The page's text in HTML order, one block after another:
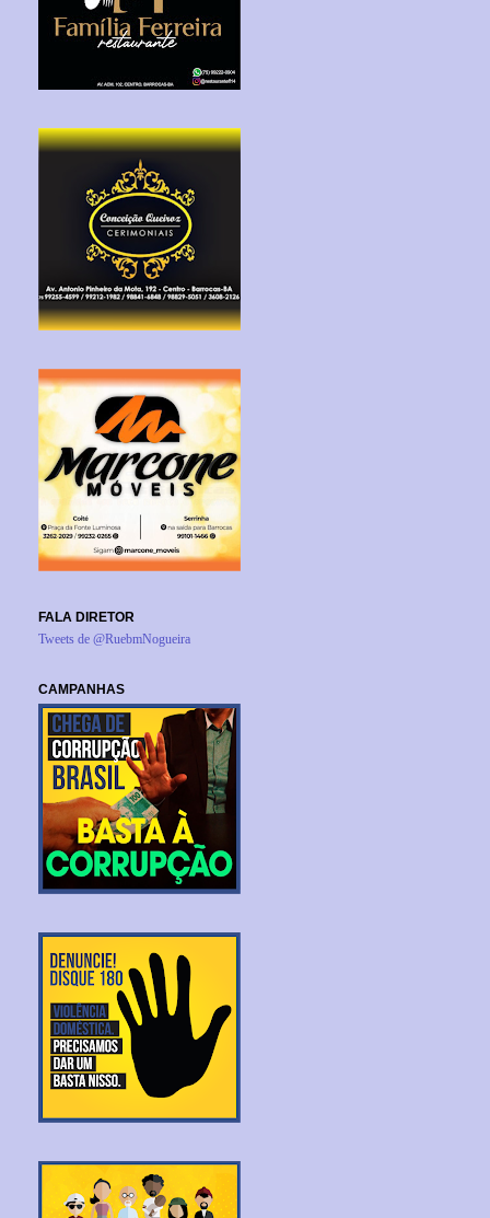
FALA DIRETOR
Tweets de @RuebmNogueira
CAMPANHAS